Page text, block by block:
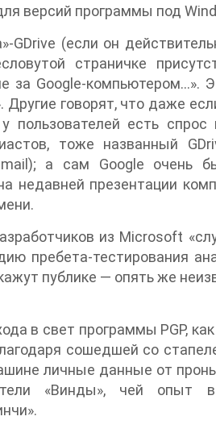
версий программы под
GDrive (если он
страничке
за Google-компьютером…».
Другие говорят, что даже
есть спрос
тоже названный
а сам Google очень
недавней презентации
из Microsoft
пребета-тестирования
публике — опять же
в свет программы PGP,
сошедшей со
личные данные от
«Винды», чей опыт в